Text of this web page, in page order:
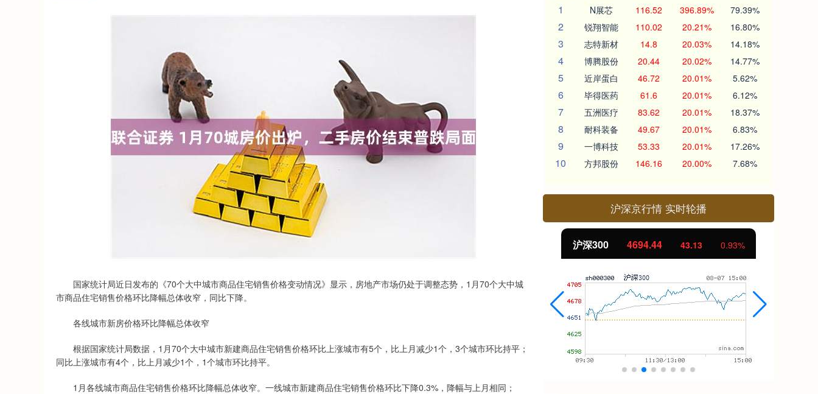
国家统计局近日发布的《70个大中城市商品住宅销售价格变动情况》显示，房地产市场仍处于调整态势，1月70个大中城
市商品住宅销售价格环比降幅总体收窄，同比下降。
各线城市新房价格环比降幅总体收窄
根据国家统计局数据，1月70个大中城市新建商品住宅销售价格环比上涨城市有5个，比上月减少1个，3个城市环比持平；
同比上涨城市有4个，比上月减少1个，1个城市环比持平。
1月各线城市商品住宅销售价格环比降幅总体收窄。一线城市新建商品住宅销售价格环比下降0.3%，降幅与上月相同；
1
N展芯 116.52 396.89% 79.39%
2 锐翔智能 110.02 20.21% 16.80%
3 志特新材 14.8 20.03% 14.18%
4 博腾股份 20.44 20.02% 14.77%
5 近岸蛋白 46.72 20.01% 5.62%
6 毕得医药 61.6 20.01% 6.12%
7 五洲医疗 83.62 20.01% 18.37%
8 耐科装备 49.67 20.01% 6.83%
9 一博科技 53.33 20.01% 17.26%
10 方邦股份 146.16 20.00% 7.68%
沪深京行情 实时轮播
沪深300 4694.44 43.13 0.93%